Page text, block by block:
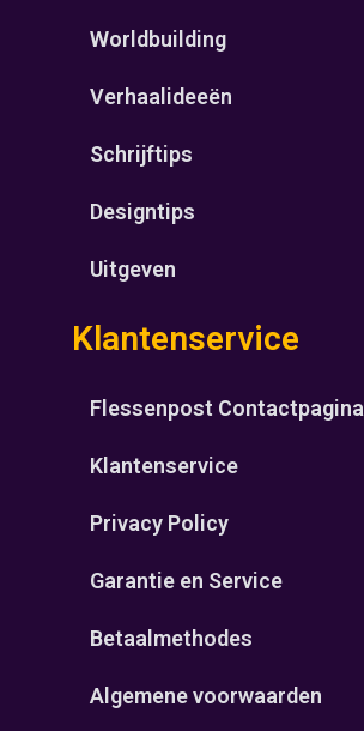
Worldbuilding
Verhaalideeën
Schrijftips
Designtips
Uitgeven
Klantenservice
Flessenpost Contactpagina
Klantenservice
Privacy Policy
Garantie en Service
Betaalmethodes
Algemene voorwaarden